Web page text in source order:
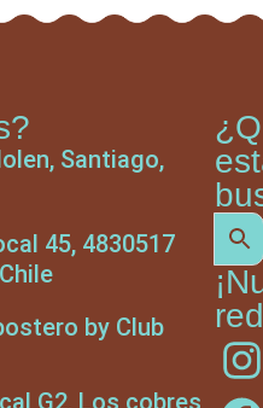
Santiago,
45, 4830517
by Club
G2, Los cobres